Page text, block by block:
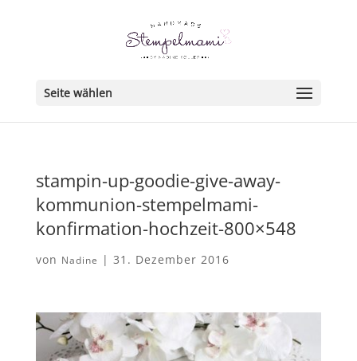
Seite wählen
stampin-up-goodie-give-away-
kommunion-stempelmami-
konfirmation-hochzeit-800×548
von Nadine | 31. Dezember 2016